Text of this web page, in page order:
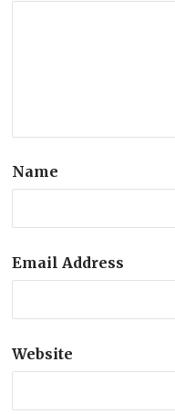
Name
Email Address
Website